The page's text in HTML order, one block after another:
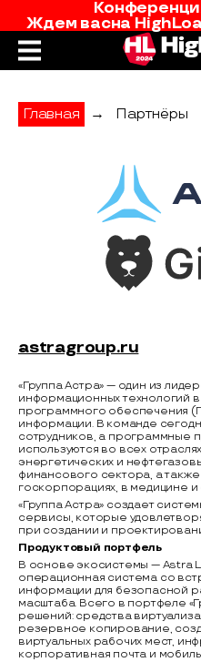
Ждем васна
Главная → Партнёры
Группа Астра
astragroup.ru
«Группа Астра» — один из
информационных технологий
программного обеспечения
информации. В команде
сотрудников, а программные
используются во всех
энергетических и
финансового сектора, а
госкорпорациях, в медицине
«Группа Астра» создает
сервисы, которые
при создании и
Продуктовый портфель
В основе экосистемы — Astra
операционная система со
информации для безопасной
масштаба. Всего в портфеле
решений: средства
резервное копирование,
виртуальных рабочих мест,
корпоративная почта и